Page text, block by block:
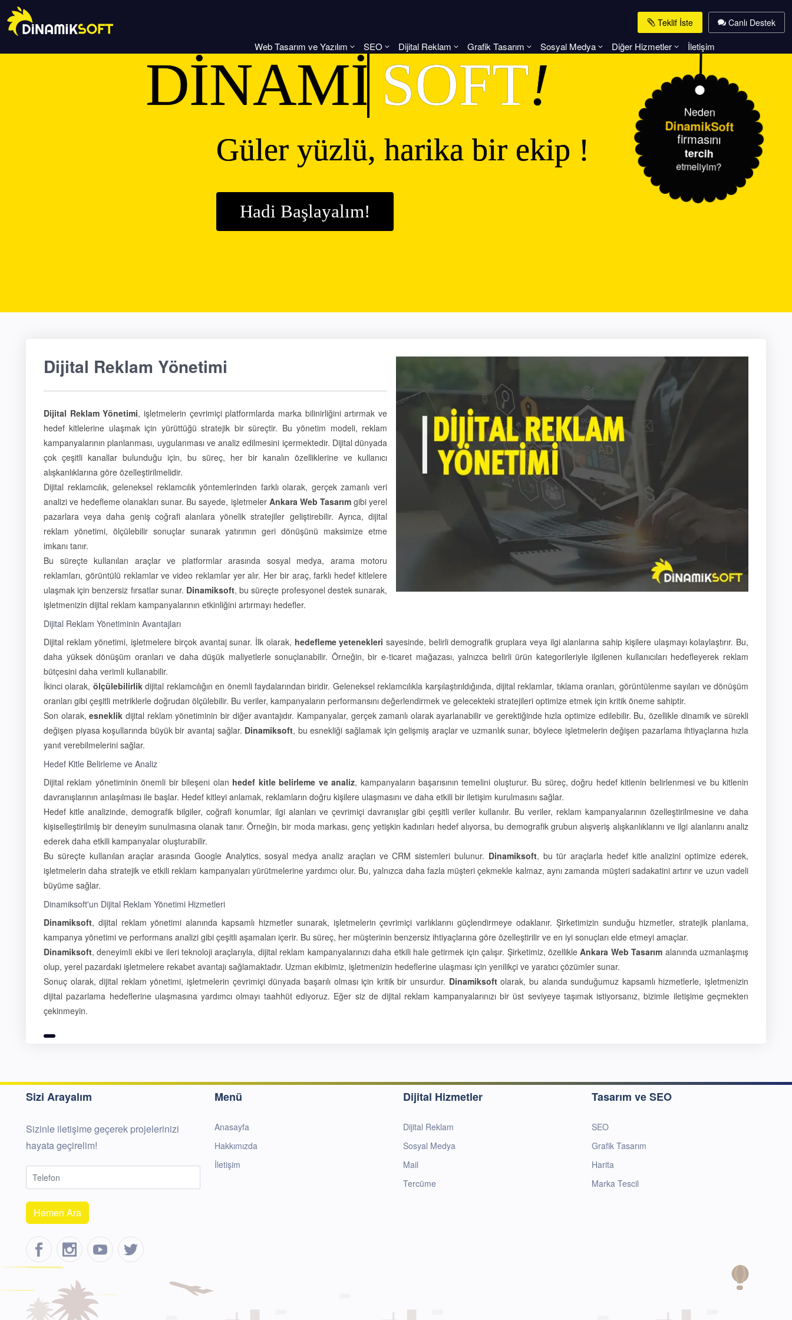
Teklif İste Canlı Destek
Web Tasarım ve Yazılım SEO Dijital Reklam Grafik Tasarım Sosyal Medya Diğer Hizmetler İletişim
Neden
DinamikSoft
firmasını
tercih
etmeliyim?
DİNAMİKSOFT!
Güler yüzlü, harika bir ekip !
Hadi Başlayalım!
Dijital Reklam Yönetimi
Dijital Reklam Yönetimi, işletmelerin çevrimiçi platformlarda marka bilinirliğini artırmak ve
hedef kitlelerine ulaşmak için yürüttüğü stratejik bir süreçtir. Bu yönetim modeli, reklam
kampanyalarının planlanması, uygulanması ve analiz edilmesini içermektedir. Dijital dünyada
çok çeşitli kanallar bulunduğu için, bu süreç, her bir kanalın özelliklerine ve kullanıcı
alışkanlıklarına göre özelleştirilmelidir.
Dijital reklamcılık, geleneksel reklamcılık yöntemlerinden farklı olarak, gerçek zamanlı veri
analizi ve hedefleme olanakları sunar. Bu sayede, işletmeler Ankara Web Tasarımgibi yerel
pazarlara veya daha geniş coğrafi alanlara yönelik stratejiler geliştirebilir. Ayrıca, dijital
reklam yönetimi, ölçülebilir sonuçlar sunarak yatırımın geri dönüşünü maksimize etme
imkanı tanır.
Bu süreçte kullanılan araçlar ve platformlar arasında sosyal medya, arama motoru
reklamları, görüntülü reklamlar ve video reklamlar yer alır. Her bir araç, farklı hedef kitlelere
ulaşmak için benzersiz fırsatlar sunar. Dinamiksoft, bu süreçte profesyonel destek sunarak,
işletmenizin dijital reklam kampanyalarının etkinliğini artırmayı hedefler.
Dijital Reklam Yönetiminin Avantajları
Dijital reklam yönetimi, işletmelere birçok avantaj sunar. İlk olarak, hedefleme yetenekleri sayesinde, belirli demografik gruplara veya ilgi alanlarına sahip kişilere ulaşmayı kolaylaştırır. Bu,
daha yüksek dönüşüm oranları ve daha düşük maliyetlerle sonuçlanabilir. Örneğin, bir e-ticaret mağazası, yalnızca belirli ürün kategorileriyle ilgilenen kullanıcıları hedefleyerek reklam
bütçesini daha verimli kullanabilir.
İkinci olarak, ölçülebilirlikdijital reklamcılığın en önemli faydalarından biridir. Geleneksel reklamcılıkla karşılaştırıldığında, dijital reklamlar, tıklama oranları, görüntülenme sayıları ve dönüşüm
oranları gibi çeşitli metriklerle doğrudan ölçülebilir. Bu veriler, kampanyaların performansını değerlendirmek ve gelecekteki stratejileri optimize etmek için kritik öneme sahiptir.
Son olarak,esneklik dijital reklam yönetiminin bir diğer avantajıdır. Kampanyalar, gerçek zamanlı olarak ayarlanabilir ve gerektiğinde hızla optimize edilebilir. Bu, özellikle dinamik ve sürekli
değişen piyasa koşullarında büyük bir avantaj sağlar. Dinamiksoft, bu esnekliği sağlamak için gelişmiş araçlar ve uzmanlık sunar, böylece işletmelerin değişen pazarlama ihtiyaçlarına hızla
yanıt verebilmelerini sağlar.
Hedef Kitle Belirleme ve Analiz
Dijital reklam yönetiminin önemli bir bileşeni olan hedef kitle belirleme ve analiz, kampanyaların başarısının temelini oluşturur. Bu süreç, doğru hedef kitlenin belirlenmesi ve bu kitlenin
davranışlarının anlaşılması ile başlar. Hedef kitleyi anlamak, reklamların doğru kişilere ulaşmasını ve daha etkili bir iletişim kurulmasını sağlar.
Hedef kitle analizinde, demografik bilgiler, coğrafi konumlar, ilgi alanları ve çevrimiçi davranışlar gibi çeşitli veriler kullanılır. Bu veriler, reklam kampanyalarının özelleştirilmesine ve daha
kişiselleştirilmiş bir deneyim sunulmasına olanak tanır. Örneğin, bir moda markası, genç yetişkin kadınları hedef alıyorsa, bu demografik grubun alışveriş alışkanlıklarını ve ilgi alanlarını analiz
ederek daha etkili kampanyalar oluşturabilir.
Bu süreçte kullanılan araçlar arasında Google Analytics, sosyal medya analiz araçları ve CRM sistemleri bulunur. Dinamiksoft, bu tür araçlarla hedef kitle analizini optimize ederek,
işletmelerin daha stratejik ve etkili reklam kampanyaları yürütmelerine yardımcı olur. Bu, yalnızca daha fazla müşteri çekmekle kalmaz, aynı zamanda müşteri sadakatini artırır ve uzun vadeli
büyüme sağlar.
Dinamiksoft'un Dijital Reklam Yönetimi Hizmetleri
Dinamiksoft, dijital reklam yönetimi alanında kapsamlı hizmetler sunarak, işletmelerin çevrimiçi varlıklarını güçlendirmeye odaklanır. Şirketimizin sunduğu hizmetler, stratejik planlama,
kampanya yönetimi ve performans analizi gibi çeşitli aşamaları içerir. Bu süreç, her müşterinin benzersiz ihtiyaçlarına göre özelleştirilir ve en iyi sonuçları elde etmeyi amaçlar.
Dinamiksoft, deneyimli ekibi ve ileri teknoloji araçlarıyla, dijital reklam kampanyalarınızı daha etkili hale getirmek için çalışır. Şirketimiz, özellikleAnkara Web Tasarım alanında uzmanlaşmış
olup, yerel pazardaki işletmelere rekabet avantajı sağlamaktadır. Uzman ekibimiz, işletmenizin hedeflerine ulaşması için yenilikçi ve yaratıcı çözümler sunar.
Sonuç olarak, dijital reklam yönetimi, işletmelerin çevrimiçi dünyada başarılı olması için kritik bir unsurdur. Dinamiksoftolarak, bu alanda sunduğumuz kapsamlı hizmetlerle, işletmenizin
dijital pazarlama hedeflerine ulaşmasına yardımcı olmayı taahhüt ediyoruz. Eğer siz de dijital reklam kampanyalarınızı bir üst seviyeye taşımak istiyorsanız, bizimle iletişime geçmekten
çekinmeyin.
Sizi Arayalım
Sizinle iletişime geçerek projelerinizi
hayata geçirelim!
Hemen Ara
Menü
Anasayfa
Hakkımızda
İletişim
Dijital Hizmetler
Dijital Reklam
Sosyal Medya
Mail
Tercüme
Tasarım ve SEO
SEO
Grafik Tasarım
Harita
Marka Tescil